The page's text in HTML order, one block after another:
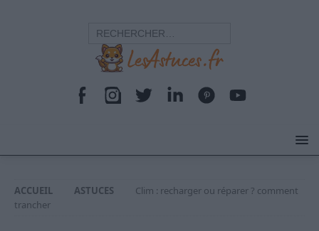
ACCUEIL ASTUCES
Clim : recharger ou réparer ? comment
trancher